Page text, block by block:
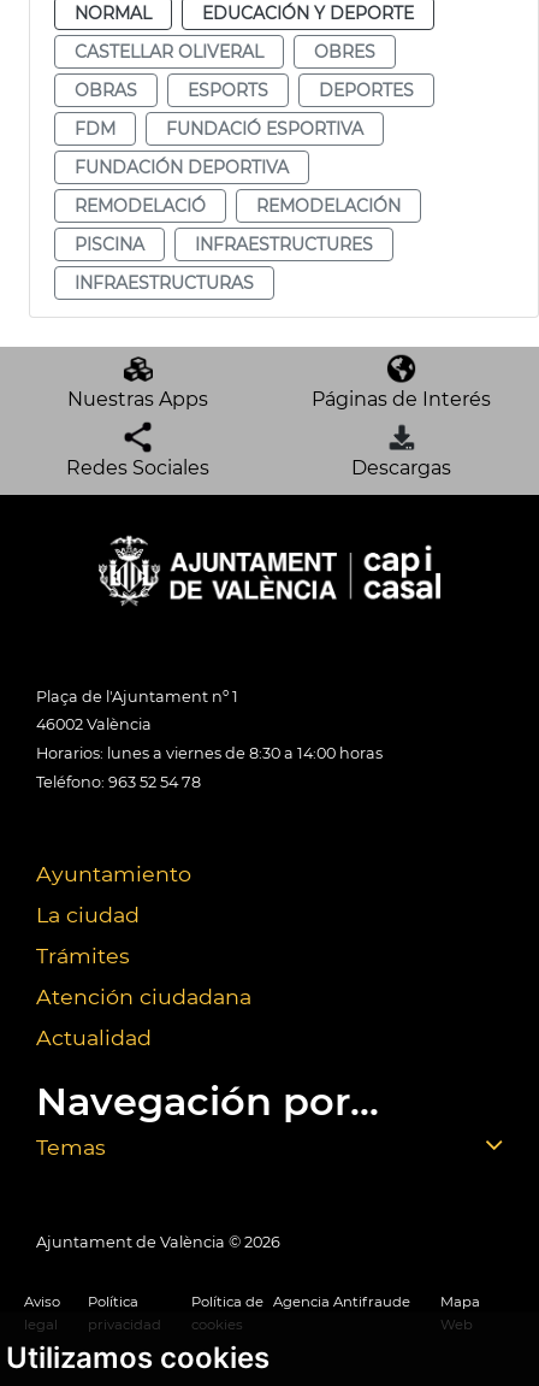
Utilizamos cookies
NORMAL
EDUCACIÓN Y DEPORTE
CASTELLAR OLIVERAL
OBRES
OBRAS
ESPORTS
DEPORTES
FDM
FUNDACIÓ ESPORTIVA
FUNDACIÓN DEPORTIVA
REMODELACIÓ
REMODELACIÓN
PISCINA
INFRAESTRUCTURES
INFRAESTRUCTURAS
Nuestras Apps Páginas de Interés
Redes Sociales Descargas
Plaça de l'Ajuntament nº 1
46002 València
Horarios: lunes a viernes de 8:30 a 14:00 horas
Teléfono: 963 52 54 78
Ayuntamiento
La ciudad
Trámites
Atención ciudadana
Actualidad
Navegación por...
Temas
Ajuntament de València © 2026
Aviso
legal
Política
privacidad
Política de
cookies
Agencia Antifraude
Mapa
Web